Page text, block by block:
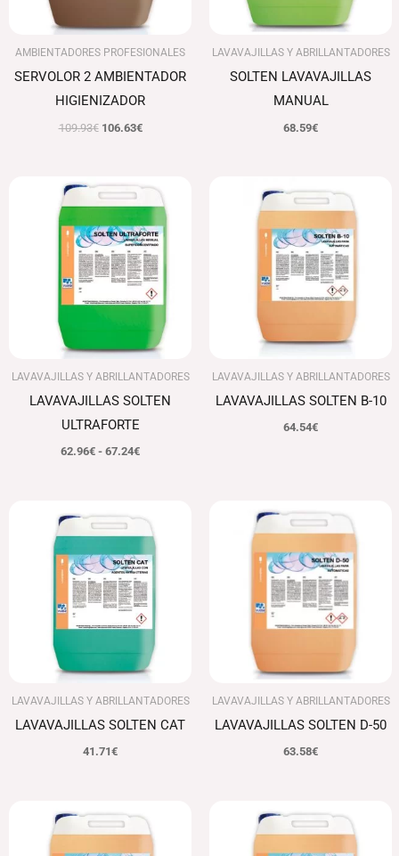
AMBIENTADORES PROFESIONALES
SERVOLOR 2 AMBIENTADOR
HIGIENIZADOR
109.93€ 106.63€
LAVAVAJILLAS Y ABRILLANTADORES
SOLTEN LAVAVAJILLAS
MANUAL
68.59€
LAVAVAJILLAS Y ABRILLANTADORES
LAVAVAJILLAS SOLTEN
ULTRAFORTE
62.96€ - 67.24€
Rango
precios:
desde
62.96€
hasta
67.24€
LAVAVAJILLAS Y ABRILLANTADORES
LAVAVAJILLAS SOLTEN B-10
64.54€
LAVAVAJILLAS Y ABRILLANTADORES
LAVAVAJILLAS SOLTEN CAT
41.71€
LAVAVAJILLAS Y ABRILLANTADORES
LAVAVAJILLAS SOLTEN D-50
63.58€
precio
original
era:
precio
actual
es: